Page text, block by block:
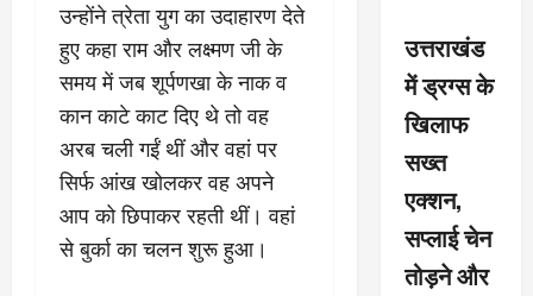
उन्होंने त्रेता युग का उदाहारण देते
हुए कहा राम और लक्ष्मण जी के
समय में जब शूर्पणखा के नाक व
कान काटे काट दिए थे तो वह
अरब चली गईं थीं और वहां पर
सिर्फ आंख खोलकर वह अपने
आप को छिपाकर रहती थीं। वहां
से बुर्का का चलन शुरू हुआ।
उत्तराखंड
में ड्रग्स के
खिलाफ
सख्त
एक्शन,
सप्लाई चेन
तोड़ने और